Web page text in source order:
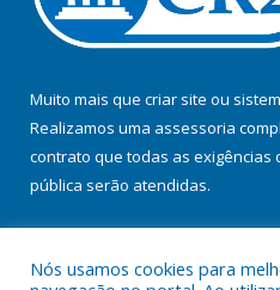
Muito mais que criar site ou
Realizamos uma assessoria
contrato que todas as exigências
pública serão atendidas.
Nós usamos cookies para